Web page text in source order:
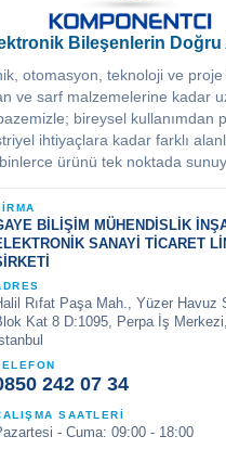
Bileşenlerin Doğru
otomasyon, teknoloji ve
ve sarf malzemelerine kadar
bireysel kullanımdan
ihtiyaçlara kadar farklı
binlerce ürünü tek noktada
BİLİŞİM MÜHENDİSLİK
SANAYİ TİCARET
Rıfat Paşa Mah., Yüzer Havuz
Kat 8 D:1095, Perpa İş
242 07 34
SAATLERİ
- Cuma: 09:00 - 18:00